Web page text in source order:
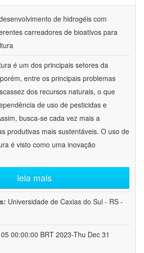
de hidrogéis com
carreadores de bioativos para
é um dos principais setores da
entre os principais problemas
dos recursos naturais, o que
de uso de pesticidas e
busca-se cada vez mais a
produtivas mais sustentáveis. O uso de
é visto como uma inovação
leia mais
Universidade de Caxias do Sul - RS -
00:00:00 BRT 2023-Thu Dec 31